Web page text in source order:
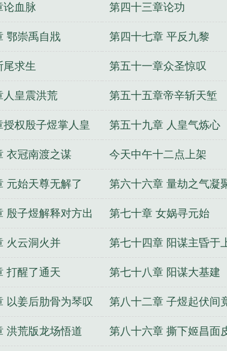
论血脉 第四十三章论功
鄂崇禹自戕 第四十七章 平反九黎
尾求生 第五十一章众圣惊叹
人皇震洪荒 第五十五章帝辛斩天堑
授权殷子煜掌人皇 第五十九章 人皇气炼心
衣冠南渡之谋 今天中午十二点上架
元始天尊无解了 第六十六章 量劫之气凝
殷子煜解释对方出 第七十章 女娲寻元始
火云洞火并 第七十四章 阳谋主昏于
于下
打醒了通天 第七十八章 阳谋大基建
以姜后肋骨为琴叹 第八十二章 子煜起伏间
定气运
洪荒版龙场悟道 第八十六章 撕下姬昌面